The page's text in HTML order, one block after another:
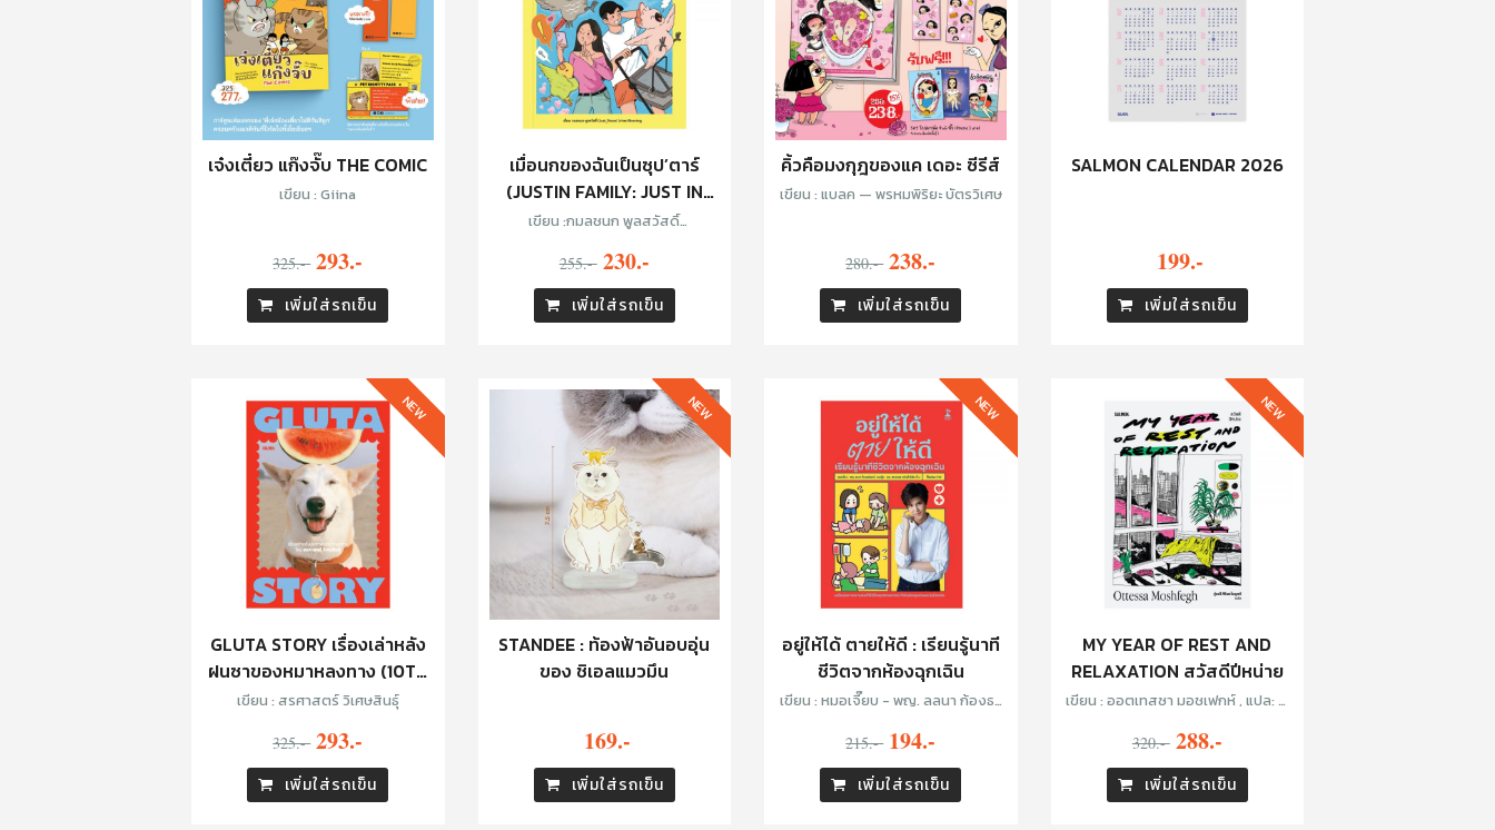
เจ๋งเตี๋ยว แก๊งจั๊บ THE COMIC
เขียน : Giina
325.- 293.-
เพิ่มใส่รถเข็น
เมื่อนกของฉันเป็นซุป’ตาร์
(JUSTIN FAMILY: JUST IN
FAMILY)
เขียน :กมลชนก พูลสวัสดิ์
255.- 230.-
เพิ่มใส่รถเข็น
คิ้วคือมงกุฎของแค เดอะ ซีรีส์
เขียน : แบลค — พรหมพิริยะ บัตรวิเศษ
280.- 238.-
เพิ่มใส่รถเข็น
SALMON CALENDAR 2026
199.-
เพิ่มใส่รถเข็น
GLUTA STORY เรื่องเล่าหลัง
ฝนซาของหมาหลงทาง (10TH
ANNIVERSARY EDITION)
เขียน : สรศาสตร์ วิเศษสินธุ์
325.- 293.-
เพิ่มใส่รถเข็น
NEW
STANDEE : ท้องฟ้าอันอบอุ่น
ของ ชิเอลแมวมึน
169.-
เพิ่มใส่รถเข็น
NEW
อยู่ให้ได้ ตายให้ดี : เรียนรู้นาที
ชีวิตจากห้องฉุกเฉิน
เขียน : หมอเจี๊ยบ - พญ. ลลนา ก้องธร
เฉลิมดำริชัย
215.- 194.-
เพิ่มใส่รถเข็น
NEW
MY YEAR OF REST AND
RELAXATION สวัสดีปีหน่าย
เขียน : ออตเทสซา มอชเฟกห์ , แปล: ภู่
320.- 288.-
เพิ่มใส่รถเข็น
NEW